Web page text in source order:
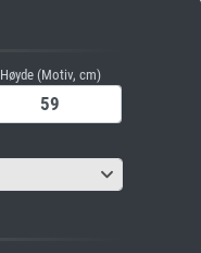
Høyde (Motiv, cm)